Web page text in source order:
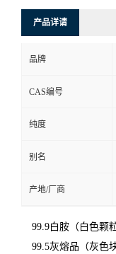
产品详请
品牌
CAS编号
纯度
别名
产地/厂商
99.9白胺（白色颗
99.5灰熔品（灰色